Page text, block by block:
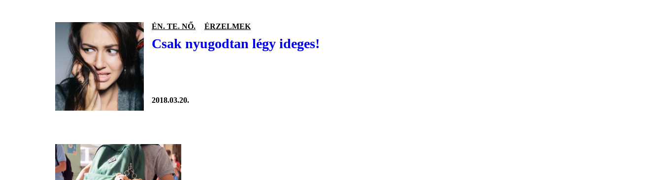
ÉN. TE. NŐ. ÉRZELMEK
Csak nyugodtan légy ideges!
2018.03.20.